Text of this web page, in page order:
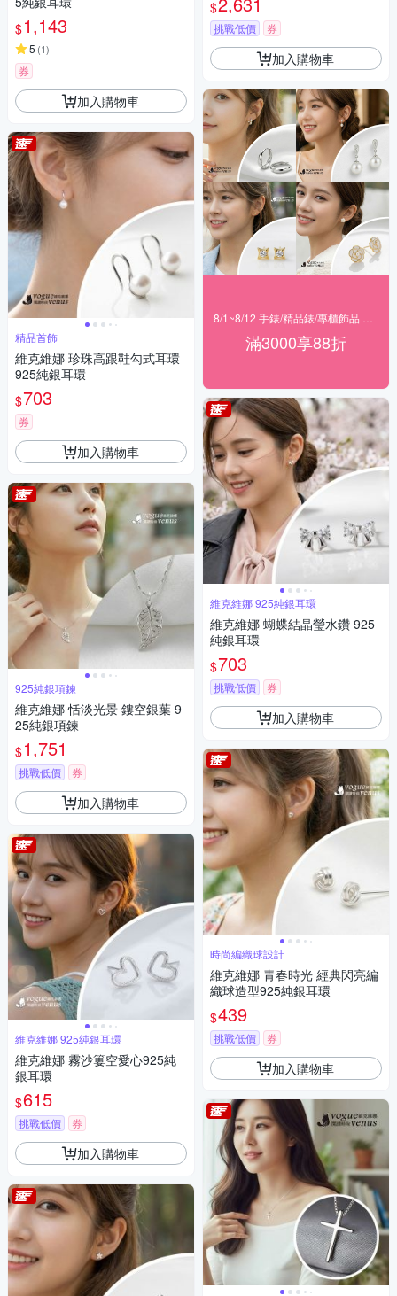
$1,143
5 (1)
券
加入購物車
精品首飾
維克維娜 珍珠高跟鞋勾式耳環
925純銀耳環
$703
券
加入購物車
925純銀項鍊
維克維娜 恬淡光景 鏤空銀葉 9
25純銀項鍊
$1,751
挑戰低價 券
加入購物車
維克維娜 925純銀耳環
維克維娜 霧沙簍空愛心925純
銀耳環
$615
挑戰低價 券
加入購物車
$
挑戰低價 券
加入購物車
滿3000享88折
維克維娜 925純銀耳環
維克維娜 蝴蝶結晶瑩水鑽 925
純銀耳環
$703
挑戰低價 券
加入購物車
時尚編織球設計
維克維娜 青春時光 經典閃亮編
織球造型925純銀耳環
$439
挑戰低價 券
加入購物車